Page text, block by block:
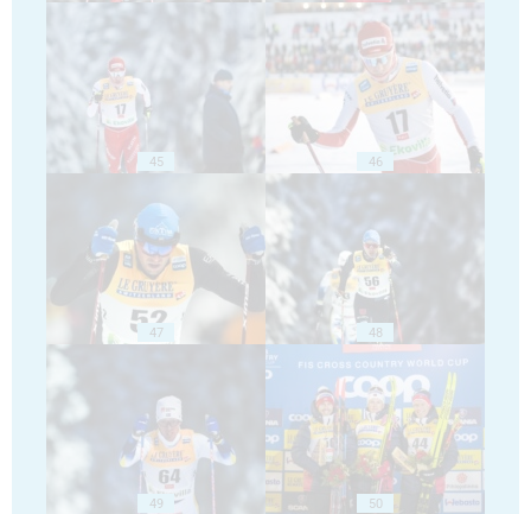
45 46
47 48
49 50